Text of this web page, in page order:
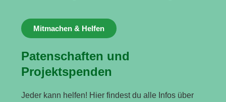
Mitmachen & Helfen
Patenschaften und
Projektspenden
Jeder kann helfen! Hier findest du alle Infos über